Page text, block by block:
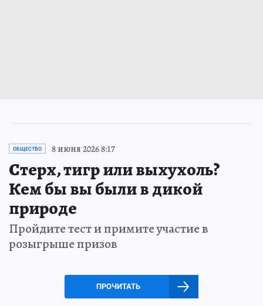
ОБЩЕСТВО 8 июня 2026 8:17
Стерх, тигр или выхухоль?
Кем бы вы были в дикой
природе
Пройдите тест и примите участие в
розыгрыше призов
ПРОЧИТАТЬ